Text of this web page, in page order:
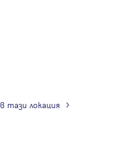
тази локация